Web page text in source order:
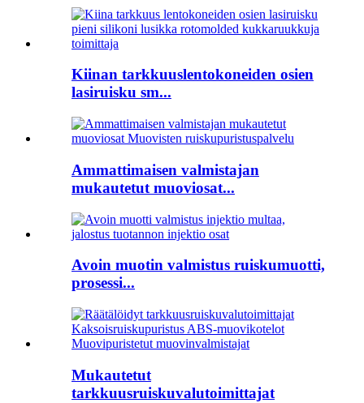
Kiinan tarkkuuslentokoneiden osien
lasiruisku sm...
Ammattimaisen valmistajan
mukautetut muoviosat...
Avoin muotin valmistus ruiskumuotti,
prosessi...
Mukautetut
tarkkuusruiskuvalutoimittajat